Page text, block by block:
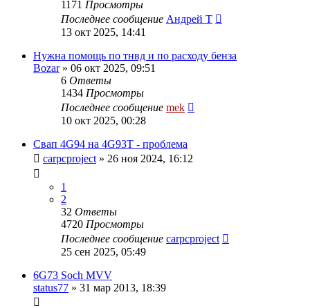
1171 Просмотры
Последнее сообщение Андрей Т
13 окт 2025, 14:41
Нужна помощь по тнвд и по расходу бенза
Bozar» 06 окт 2025, 09:51
6 Ответы
1434 Просмотры
Последнее сообщение mek
10 окт 2025, 00:28
Свап 4G94 на 4G93Т - проблема
carpcproject » 26 ноя 2024, 16:12
1
2
32 Ответы
4720 Просмотры
Последнее сообщение carpcproject
25 сен 2025, 05:49
6G73 Soch MVV
status77 » 31 мар 2013, 18:39